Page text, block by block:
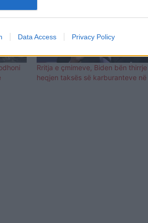
Data Access Privacy Policy
Rritja e çmimeve, Biden bën
heqjen taksës së karburanteve në